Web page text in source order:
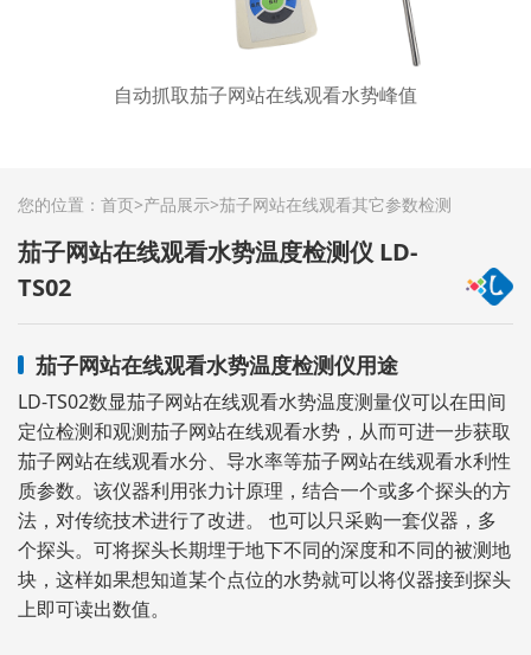
自动抓取茄子网站在线观看水势峰值
您的位置： 首页>产品展示>茄子网站在线观看其它参数检测
茄子网站在线观看水势温度检测仪 LD-
TS02
茄子网站在线观看水势温度检测仪用途
LD-TS02数显茄子网站在线观看水势温度测量仪可以在田间
定位检测和观测茄子网站在线观看水势，从而可进一步获取
茄子网站在线观看水分、导水率等茄子网站在线观看水利性
质参数。该仪器利用张力计原理，结合一个或多个探头的方
法，对传统技术进行了改进。 也可以只采购一套仪器，多
个探头。可将探头长期埋于地下不同的深度和不同的被测地
块，这样如果想知道某个点位的水势就可以将仪器接到探头
上即可读出数值。